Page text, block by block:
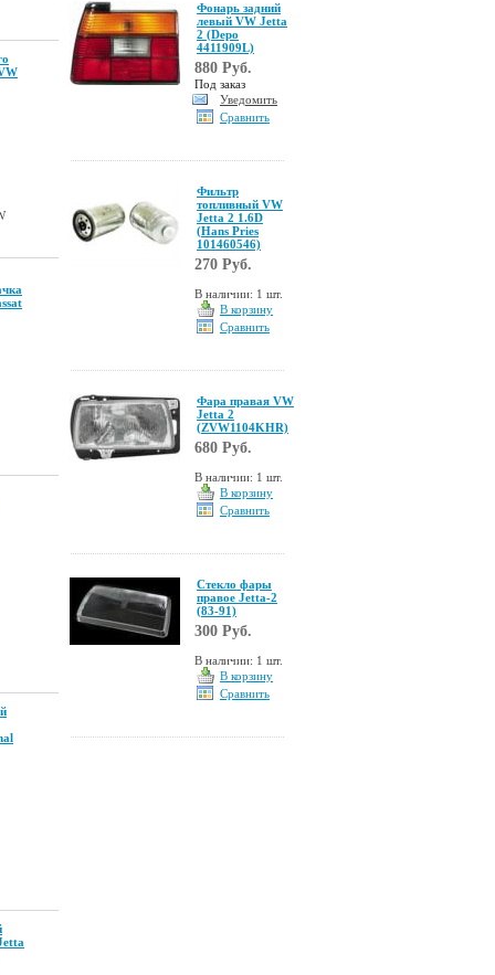
Фонарь задний
левый VW Jetta
2 (Depo
4411909L)
880 Руб.
Под заказ
Уведомить
Сравнить
Фильтр
топливный VW
Jetta 2 1.6D
(Hans Pries
101460546)
270 Руб.
В наличии: 1 шт.
В корзину
Сравнить
Фара правая VW
Jetta 2
(ZVW1104KHR)
680 Руб.
В наличии: 1 шт.
В корзину
Сравнить
Стекло фары
правое Jetta-2
(83-91)
300 Руб.
В наличии: 1 шт.
В корзину
Сравнить